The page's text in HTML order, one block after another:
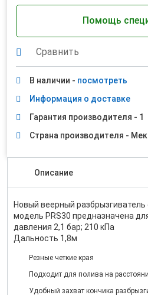
Помощь
Сравнить
В наличии - посмотреть
Информация о доставке
Гарантия производителя - 1
Страна производителя -
Описание
Новый веерный
модель PRS30 предназначена
давления 2,1 бар; 210 кПа
Дальность 1,8м
Резные четкие края
Подходит для полива на
Удобный захват кончика